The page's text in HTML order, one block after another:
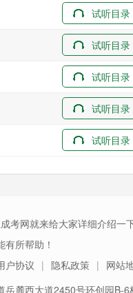
试听目录
试听目录
试听目录
试听目录
试听目录
考网就来给大家详细介绍一
有所帮助！
户协议 隐私政策
网站
岳麓西大道2450号环创园B-6